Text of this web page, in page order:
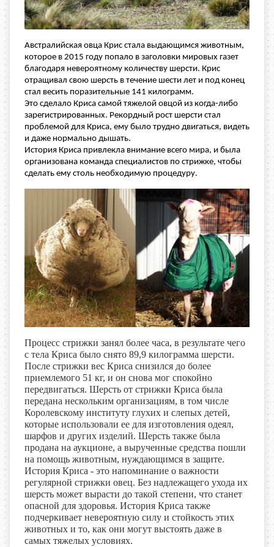
Австралийская овца Крис стала выдающимся животным,
которое в 2015 году попало в заголовки мировых газет
благодаря невероятному количеству шерсти. Крис
отращивал свою шерсть в течение шести лет и под конец
стал весить поразительные 141 килограмм.
Это сделало Криса самой тяжелой овцой из когда-либо
зарегистрированных. Рекордный рост шерсти стал
проблемой для Криса, ему было трудно двигаться, видеть
и даже нормально дышать.
История Криса привлекла внимание всего мира, и была
организована команда специалистов по стрижке, чтобы
сделать ему столь необходимую процедуру.
Процесс стрижки занял более часа, в результате чего
с тела Криса было снято 89,9 килограмма шерсти.
После стрижки вес Криса снизился до более
приемлемого 51 кг, и он снова мог спокойно
передвигаться. Шерсть от стрижки Криса была
передана нескольким организациям, в том числе
Королевскому институту глухих и слепых детей,
которые использовали ее для изготовления одеял,
шарфов и других изделий. Шерсть также была
продана на аукционе, а вырученные средства пошли
на помощь животным, нуждающимся в защите.
История Криса - это напоминание о важности
регулярной стрижки овец. Без надлежащего ухода их
шерсть может вырасти до такой степени, что станет
опасной для здоровья. История Криса также
подчеркивает невероятную силу и стойкость этих
животных и то, как они могут выстоять даже в
самых тяжелых условиях.